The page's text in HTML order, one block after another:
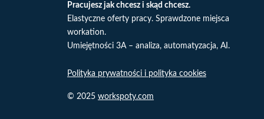
Pracujesz jak chcesz i skąd chcesz.
Elastyczne oferty pracy. Sprawdzone miejsca
workation.
Umiejętności 3A – analiza, automatyzacja, AI.
Polityka prywatności i polityka cookies
© 2025 workspoty.com